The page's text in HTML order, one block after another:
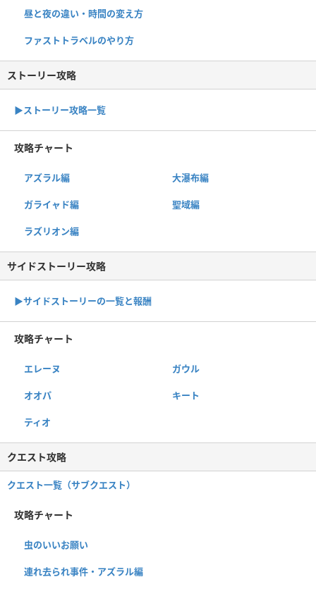
昼と夜の違い・時間の変え方
ファストトラベルのやり方
ストーリー攻略
▶︎ストーリー攻略一覧
攻略チャート
アズラル編 大瀑布編
ガライャド編 聖域編
ラズリオン編
サイドストーリー攻略
▶サイドストーリーの一覧と報酬
攻略チャート
エレーヌ ガウル
オオパ キート
ティオ
クエスト攻略
クエスト一覧（サブクエスト）
攻略チャート
虫のいいお願い
連れ去られ事件・アズラル編